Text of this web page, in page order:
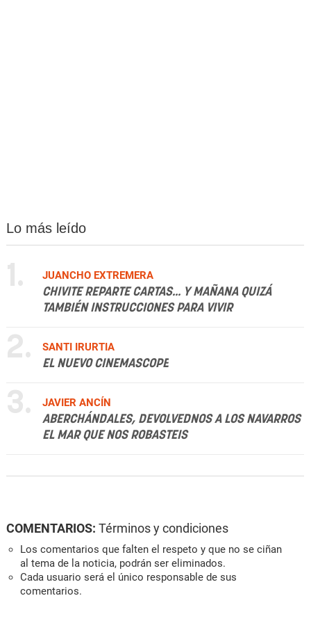
Lo más leído
1.
JUANCHO EXTREMERA
CHIVITE REPARTE CARTAS... Y MAÑANA QUIZÁ
TAMBIÉN INSTRUCCIONES PARA VIVIR
2.
SANTI IRURTIA
EL NUEVO CINEMASCOPE
3.
JAVIER ANCÍN
ABERCHÁNDALES, DEVOLVEDNOS A LOS NAVARROS
EL MAR QUE NOS ROBASTEIS
COMENTARIOS: Términos y condiciones
Los comentarios que falten el respeto y que no se ciñan
al tema de la noticia, podrán ser eliminados.
Cada usuario será el único responsable de sus
comentarios.